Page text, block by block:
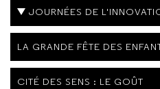
JOURNÉES DE
LA GRANDE FÊTE DES
CITÉ DES SENS : LE GOÛT